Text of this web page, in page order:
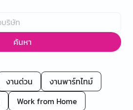
ค้นหา
งานด่วน
งานพาร์ทไทม์
Work from Home